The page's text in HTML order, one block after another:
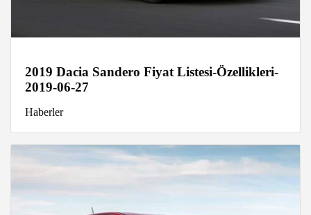
2019 Dacia Sandero Fiyat Listesi-Özellikleri-
2019-06-27
Haberler